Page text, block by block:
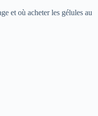
et où acheter les gélules au